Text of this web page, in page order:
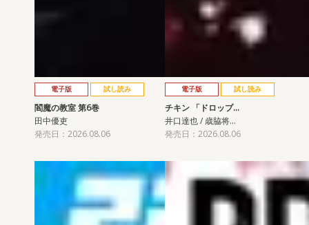
電子版 試し読み
閻魔の教室 第6巻
田中優吏
発売日：2026.08.06
電子版 試し読み
チキン 「ドロップ…
井口達也 / 歳脇将…
発売日：2026.08.06